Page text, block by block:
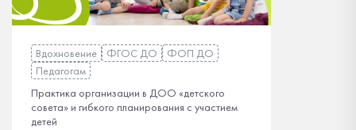
Вдохновение ФГОС ДО
ФОП ДО
Педагогам
Практика организации в ДОО «детского
совета» и гибкого планирования с участием
детей